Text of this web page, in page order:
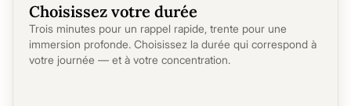
Choisissez votre durée
Trois minutes pour un rappel rapide, trente pour une
immersion profonde. Choisissez la durée qui correspond à
votre journée — et à votre concentration.